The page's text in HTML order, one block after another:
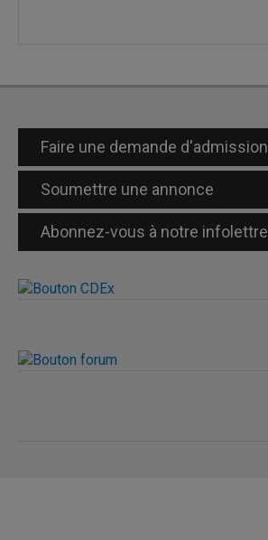
Faire une demande d'admission
Soumettre une annonce
Abonnez-vous à notre infolettre